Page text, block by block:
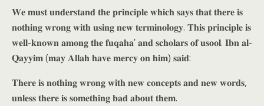
𝐖𝐞 𝐦𝐮𝐬𝐭 𝐮𝐧𝐝𝐞𝐫𝐬𝐭𝐚𝐧𝐝 𝐭𝐡𝐞 𝐩𝐫𝐢𝐧𝐜𝐢𝐩𝐥𝐞 𝐰𝐡𝐢𝐜𝐡 𝐬𝐚𝐲𝐬 𝐭𝐡𝐚𝐭 𝐭𝐡𝐞𝐫𝐞 𝐢𝐬
𝐧𝐨𝐭𝐡𝐢𝐧𝐠 𝐰𝐫𝐨𝐧𝐠 𝐰𝐢𝐭𝐡 𝐮𝐬𝐢𝐧𝐠 𝐧𝐞𝐰 𝐭𝐞𝐫𝐦𝐢𝐧𝐨𝐥𝐨𝐠𝐲. 𝐓𝐡𝐢𝐬 𝐩𝐫𝐢𝐧𝐜𝐢𝐩𝐥𝐞 𝐢𝐬
𝐰𝐞𝐥𝐥-𝐤𝐧𝐨𝐰𝐧 𝐚𝐦𝐨𝐧𝐠 𝐭𝐡𝐞 𝐟𝐮𝐪𝐚𝐡𝐚’ 𝐚𝐧𝐝 𝐬𝐜𝐡𝐨𝐥𝐚𝐫𝐬 𝐨𝐟 𝐮𝐬𝐨𝐨𝐥. 𝐈𝐛𝐧 𝐚𝐥-
𝐐𝐚𝐲𝐲𝐢𝐦 (𝐦𝐚𝐲 𝐀𝐥𝐥𝐚𝐡 𝐡𝐚𝐯𝐞 𝐦𝐞𝐫𝐜𝐲 𝐨𝐧 𝐡𝐢𝐦) 𝐬𝐚𝐢𝐝:
𝐓𝐡𝐞𝐫𝐞 𝐢𝐬 𝐧𝐨𝐭𝐡𝐢𝐧𝐠 𝐰𝐫𝐨𝐧𝐠 𝐰𝐢𝐭𝐡 𝐧𝐞𝐰 𝐜𝐨𝐧𝐜𝐞𝐩𝐭𝐬 𝐚𝐧𝐝 𝐧𝐞𝐰 𝐰𝐨𝐫𝐝𝐬,
𝐮𝐧𝐥𝐞𝐬𝐬 𝐭𝐡𝐞𝐫𝐞 𝐢𝐬 𝐬𝐨𝐦𝐞𝐭𝐡𝐢𝐧𝐠 𝐛𝐚𝐝 𝐚𝐛𝐨𝐮𝐭 𝐭𝐡𝐞𝐦.